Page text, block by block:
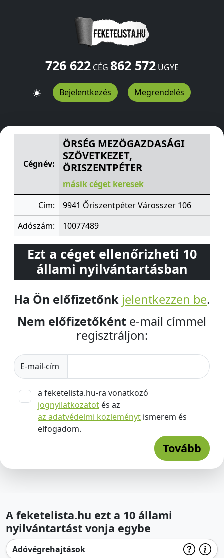
726 622CÉG 862 572ÜGYE
Bejelentkezés Megrendelés
ÖRSÉG MEZÖGAZDASÁGI SZÖVETKEZET,
Cégnév:
ÖRSÉG MEZÖGAZDASÁGI
SZÖVETKEZET,
ÖRISZENTPÉTER
másik céget keresek
Cím:
9941 Őriszentpéter Városszer 106
Adószám:
10077489
Ezt a céget ellenőrizheti 10
állami nyilvántartásban
Ha Ön előfizetőnk jelentkezzen be.
Nem előfizetőként e-mail címmel
regisztráljon:
E-mail-cím
a feketelista.hu-ra vonatkozó
jognyilatkozatot és az
az adatvédelmi közleményt ismerem és
elfogadom.
Tovább
A feketelista.hu ezt a 10 állami
nyilvántartást vonja egybe
Adóvégrehajtások